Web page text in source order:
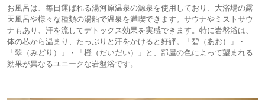
お風呂は、毎日運ばれる湯河原温泉の源泉を使用しており、大浴場の露
天風呂や様々な種類の湯船で温泉を満喫できます。サウナやミストサウ
ナもあり、汗を流してデトックス効果を実感できます。特に岩盤浴は、
体の芯から温まり、たっぷりと汗をかけると好評。「碧（あお）」・
「翠（みどり）」・「橙（だいだい）」と、部屋の色によって望まれる
効果が異なるユニークな岩盤浴です。